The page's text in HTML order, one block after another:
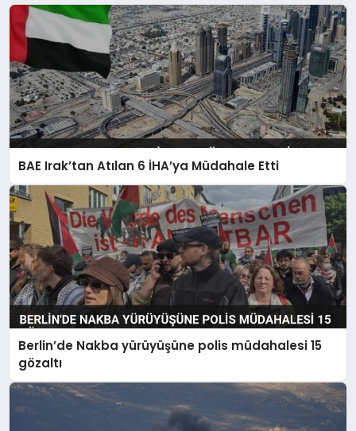
BAE Irak’tan Atılan 6 İHA’ya Müdahale Etti
Berlin’de Nakba yürüyüşüne polis müdahalesi 15
gözaltı